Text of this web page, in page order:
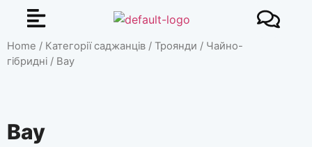
Home / Категорії саджанців / Троянди / Чайно-
гібридні / Вау
Вау